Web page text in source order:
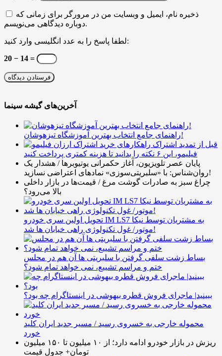
ذخیره نام، ایمیل و وبسایت من در مرورگر برای زمانی که
دوباره دیدگاهی می‌نویسم.
لطفا پاسخ را به عدد انگلیسی وارد کنید:
20 − 14 =
آخرین‌های گیشه سینما
راهنمای جامع انتخاب بهترین آموزشگاه تیزهوشان!
قبل از تمدید اشتراک
فیلیمو، این ۶ نکته را بدانید تا هزینه کمتری پرداخت کنید
پایان عصر تلویزیون، آغاز حکمرانی یوتیوبرها / هشدار یک
روان‌شناس: با «سلبریتی‌سوزی» نمادهای اعتراضی نسازید!
چراغ سبز به صادرات گوشت مرغ / قیمت‌ها در بازار داخلی
بالا می‌رود؟
تحویل اولین سری خودرو IM LS7 به مشتریان توسط نیکا
موتور/ غول تکنولوژی راهی خیابان ها شد!
بساط زشت سلفی گرفتن با سلبریتی ها آن هم در محلس
ختم و مراسم تشییع، نمی خواهد تمام شود؟
ببینید| ماجرای فروش قطره بیهوشی در اینستاگرام چه بود؟
محموله خارجی به خسروی رسید / مسیر جدید ایران کلید
خورد
ریزش در بازار خودرو ادامه دارد؛ از ۱۰ میلیون تا ۱۵۰ میلیون
تومان+ جدول قیمت